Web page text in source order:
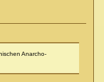
Anarcho-